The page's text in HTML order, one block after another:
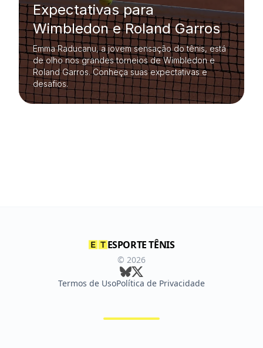
Expectativas para
Wimbledon e Roland Garros
Emma Raducanu, a jovem sensação do tênis, está
de olho nos grandes torneios de Wimbledon e
Roland Garros. Conheça suas expectativas e
desafios.
ESPORTE TÊNIS
© 2026
Termos de UsoPolítica de Privacidade